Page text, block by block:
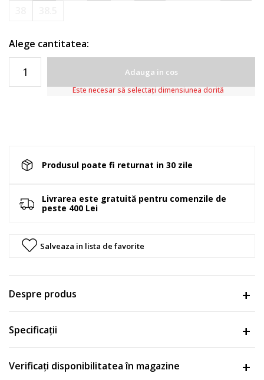
Alege cantitatea:
Adauga in cos
Este necesar să selectați dimensiunea dorită
Produsul poate fi returnat in 30 zile
Livrarea este gratuită pentru comenzile de
peste 400 Lei
Salveaza in lista de favorite
Despre produs
Specificații
Verificați disponibilitatea în magazine